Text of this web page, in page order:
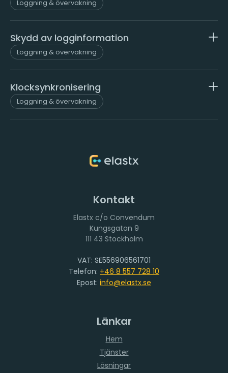
Loggning & övervakning
Skydd av logginformation
Loggning & övervakning
Klocksynkronisering
Loggning & övervakning
Kontakt
Elastx c/o Convendum
111 43 Stockholm
VAT: SE556906561701
Telefon: +46 8 557 728 10
Epost: info@elastx.se
Länkar
Hem
Tjänster
Lösningar